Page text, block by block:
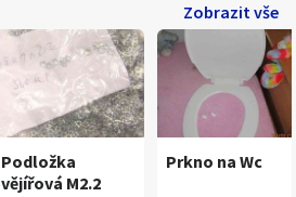
Zobrazit vše
Podložka
vějířová M2.2
Prkno na Wc